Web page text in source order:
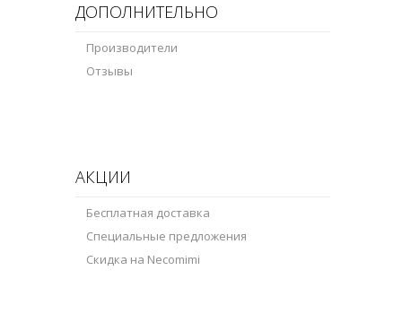
ДОПОЛНИТЕЛЬНО
Производители
Отзывы
АКЦИИ
Бесплатная доставка
Специальные предложения
Скидка на Necomimi